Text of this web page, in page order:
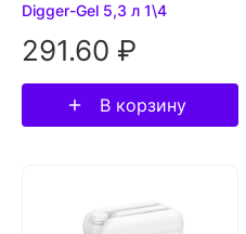
Digger-Gel 5,3 л 1\4
291.60 ₽
В корзину